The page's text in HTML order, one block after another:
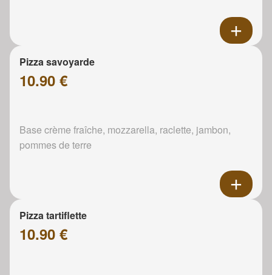
Pizza savoyarde
10.90 €
Base crème fraîche, mozzarella, raclette, jambon,
pommes de terre
Pizza tartiflette
10.90 €